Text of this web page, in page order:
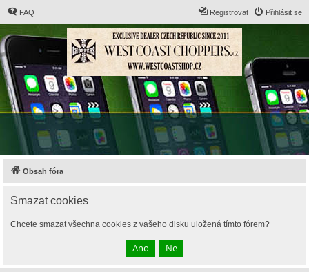
FAQ Přihlásit se
Registrovat
Obsah fóra
Smazat cookies
Chcete smazat všechna cookies z vašeho disku uložená tímto fórem?